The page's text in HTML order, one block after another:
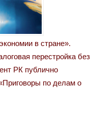
в стране».
перестройка без
РК публично
по делам о